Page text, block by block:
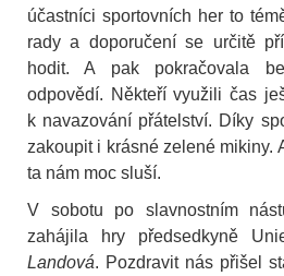
účastníci sportovních her to
rady a doporučení se určitě
hodit. A pak pokračovala
odpovědí. Někteří využili čas
k navazování přátelství. Díky
zakoupit i krásné zelené mikiny.
ta nám moc sluší.
V sobotu po slavnostním
zahájila hry předsedkyně
Landová. Pozdravit nás přišel